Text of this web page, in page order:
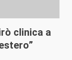
clinica a